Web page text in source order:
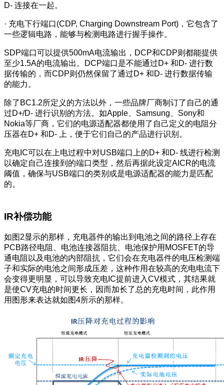
D- 连接在一起。
· 充电下行端口(CDP, Charging Downstream Port)，它包含了
一些逻辑电路，能够与检测电路进行握手操作。
SDP端口可以提供500mA电流输出，DCP和CDP则都能提供
至少1.5A的电流输出。DCP端口是不能通过D+ 和D- 进行数
据传输的，而CDP则仍然保留了通过D+ 和D- 进行数据传输
的能力。
除了BC1.2所定义的方法以外，一些品牌厂商制订了自己的通
过D+/D- 进行识别的方法。如Apple、Samsung、Sony和
Nokia等厂商，它们的电源适配器都使用了自己定义的电阻分
压器在D+ 和D- 上，便于它们自己的产品进行识别。
充电IC可以在上电过程中对USB端口上的D+ 和D- 线进行检测
以确定自己连接到的端口类型，然后再据此设定AICR的电流
阈值，确保与USB端口的类别或是电源适配器的能力是匹配
的。
IR补偿功能
如图2显示的那样，充电器件的输出到电池之间的路径上存在
PCB路径电阻、电池连接器阻抗、电池保护用MOSFET的导
通电阻以及电池的内部阻抗，它们会在充电器件的电压检测端
子和实际的电池之间形成压差，这种作用在较高的充电电流下
会变得更明显，可以导致充电IC提前进入CV模式，其结果就
是使CV充电的时间更长，因而加长了总的充电时间，此作用
用图形来表达就如图4所示的那样。